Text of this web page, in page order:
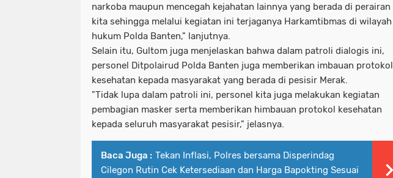
narkoba maupun mencegah kejahatan lainnya yang berada di perairan
kita sehingga melalui kegiatan ini terjaganya Harkamtibmas di wilayah
hukum Polda Banten," lanjutnya.
Selain itu, Gultom juga menjelaskan bahwa dalam patroli dialogis ini,
personel Ditpolairud Polda Banten juga memberikan imbauan protokol
kesehatan kepada masyarakat yang berada di pesisir Merak.
"Tidak lupa dalam patroli ini, personel kita juga melakukan kegiatan
pembagian masker serta memberikan himbauan protokol kesehatan
kepada seluruh masyarakat pesisir," jelasnya.
Baca Juga : Tekan Inflasi, Polres bersama Disperindag
Cilegon Rutin Cek Ketersediaan dan Harga Bapokting Sesuai